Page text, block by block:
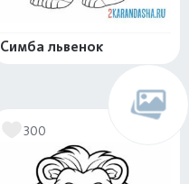
Симба львенок
300